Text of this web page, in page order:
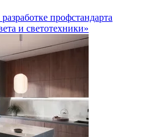
профстандарта
и светотехники»